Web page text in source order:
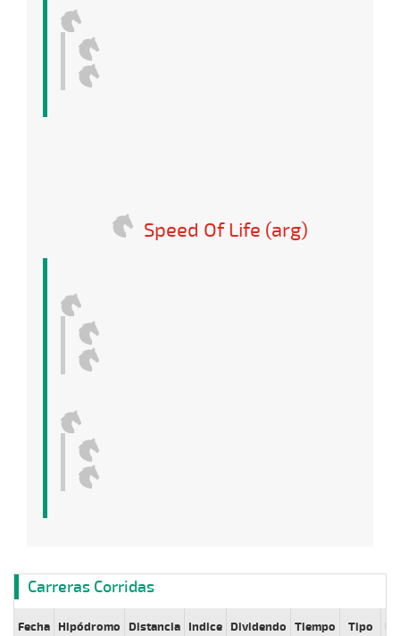
Speed Of Life (arg)
Carreras Corridas
Fecha Hipódromo Distancia Indice Dividendo Tiempo Tipo Lº